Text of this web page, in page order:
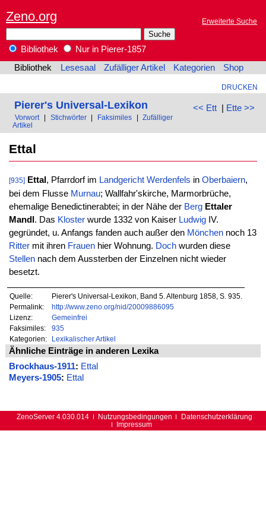
Zeno.org Erweiterte Suche
Bibliothek
Nur in Pierer-1857
Bibliothek
Lesesaal Zufälliger Artikel Kategorien Shop
DRUCKEN
<< Ett| Ette >>
Pierer's Universal-Lexikon
Vorwort Stichwörter Faksimiles
Zufälliger
Artikel
Ettal
[935] Ettal , Pfarrdorf im Landgericht Werdenfels in Oberbaiern,
bei dem Flusse Murnau; Wallfahr'skirche, Marmorbrüche,
ehemalige Benedictinerabtei; in der Nähe der Berg Ettaler
Mandl . Das Klosterwurde 1332 von Kaiser LudwigIV.
gegründet, u. Anfangs fanden auch außer den Mönchennoch 13
Rittermit ihren Frauenhier Wohnung. Dochwurden diese
Stellennach dem Aussterben der Einzelnen nicht wieder
besetzt.
Quelle:
Pierer's Universal-Lexikon, Band 5. Altenburg 1858, S. 935.
Permalink:
http://www.zeno.org/nid/20009886095
Lizenz:
Gemeinfrei
Faksimiles:
935
Kategorien:
Lexikalischer Artikel
Ähnliche Einträge in anderen Lexika
Brockhaus-1911: Ettal
Meyers-1905: Ettal
ZenoServer 4.030.014 Nutzungsbedingungen
Datenschutzerklärung
Impressum